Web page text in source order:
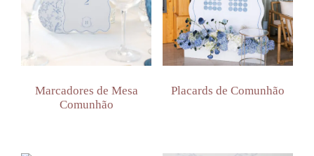
Marcadores de Mesa
Comunhão
Placards de Comunhão